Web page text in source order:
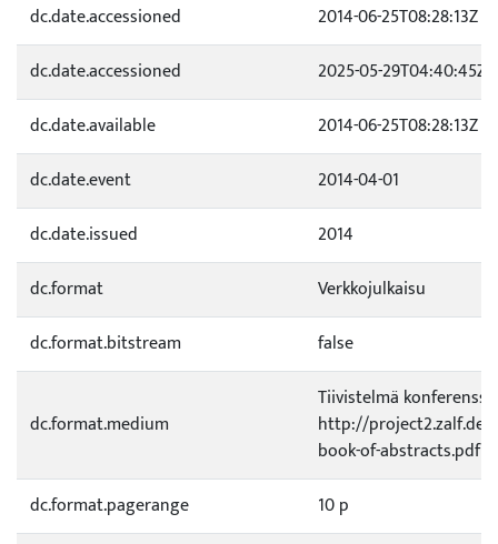
dc.date.accessioned
2014-06-25T08:28:13Z
dc.date.accessioned
2025-05-29T04:40:45Z
dc.date.available
2014-06-25T08:28:13Z
dc.date.event
2014-04-01
dc.date.issued
2014
dc.format
Verkkojulkaisu
dc.format.bitstream
false
dc.format.medium
Tiivistelmä
http://project2.zalf.de/
book-of-abstracts.pdf
dc.format.pagerange
10 p